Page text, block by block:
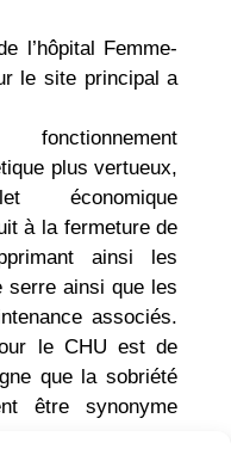
l’hôpital Femme-
le site principal a
plus vertueux,
à la fermeture de
ainsi les
serre ainsi que les
associés.
le CHU est de
que la sobriété
être synonyme